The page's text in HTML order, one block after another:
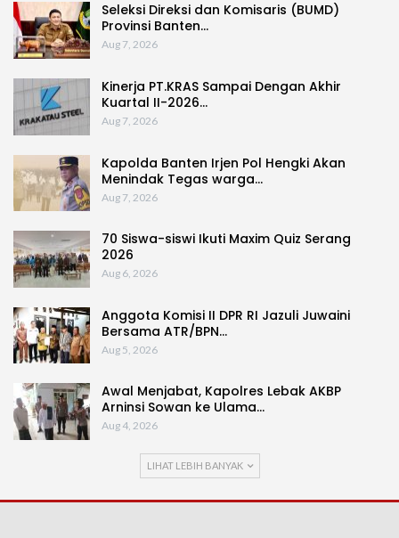
Seleksi Direksi dan Komisaris (BUMD)
Provinsi Banten…
Aug 7, 2026
Kinerja PT.KRAS Sampai Dengan Akhir
Kuartal II-2026…
Aug 7, 2026
Kapolda Banten Irjen Pol Hengki Akan
Menindak Tegas warga…
Aug 7, 2026
70 Siswa-siswi Ikuti Maxim Quiz Serang
2026
Aug 6, 2026
Anggota Komisi II DPR RI Jazuli Juwaini
Bersama ATR/BPN…
Aug 5, 2026
Awal Menjabat, Kapolres Lebak AKBP
Arninsi Sowan ke Ulama…
Aug 4, 2026
LIHAT LEBIH BANYAK